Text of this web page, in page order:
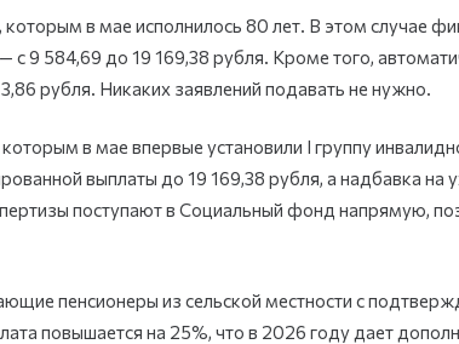
в мае исполнилось 80 лет. В этом случае
с 9 584,69 до 19 169,38 рубля. Кроме того,
рубля. Никаких заявлений подавать не нужно.
в мае впервые установили I группу
выплаты до 19 169,38 рубля, а надбавка на
поступают в Социальный фонд напрямую,
пенсионеры из сельской местности с
повышается на 25%, что в 2026 году дает